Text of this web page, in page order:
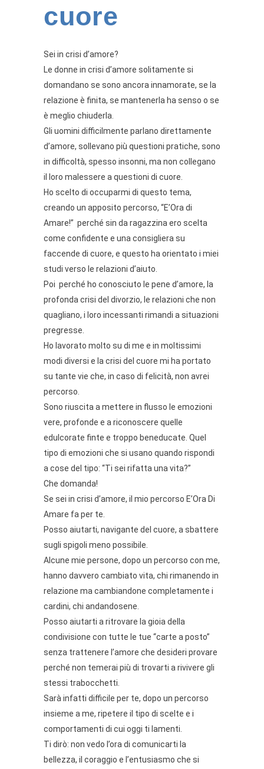
cuore
Sei in crisi d’amore?
Le donne in crisi d’amore solitamente si
domandano se sono ancora innamorate, se la
relazione è finita, se mantenerla ha senso o se
è meglio chiuderla.
Gli uomini difficilmente parlano direttamente
d’amore, sollevano più questioni pratiche, sono
in difficoltà, spesso insonni, ma non collegano
il loro malessere a questioni di cuore.
Ho scelto di occuparmi di questo tema,
creando un apposito percorso, “E’Ora di
Amare!” perché sin da ragazzina ero scelta
come confidente e una consigliera su
faccende di cuore, e questo ha orientato i miei
studi verso le relazioni d’aiuto.
Poi perché ho conosciuto le pene d’amore, la
profonda crisi del divorzio, le relazioni che non
quagliano, i loro incessanti rimandi a situazioni
pregresse.
Ho lavorato molto su di me e in moltissimi
modi diversi e la crisi del cuore mi ha portato
su tante vie che, in caso di felicità, non avrei
percorso.
Sono riuscita a mettere in flusso le emozioni
vere, profonde e a riconoscere quelle
edulcorate finte e troppo beneducate. Quel
tipo di emozioni che si usano quando rispondi
a cose del tipo: “Ti sei rifatta una vita?”
Che domanda!
Se sei in crisi d’amore, il mio percorso E’Ora Di
Amare fa per te.
Posso aiutarti, navigante del cuore, a sbattere
sugli spigoli meno possibile.
Alcune mie persone, dopo un percorso con me,
hanno davvero cambiato vita, chi rimanendo in
relazione ma cambiandone completamente i
cardini, chi andandosene.
Posso aiutarti a ritrovare la gioia della
condivisione con tutte le tue “carte a posto”
senza trattenere l’amore che desideri provare
perché non temerai più di trovarti a rivivere gli
stessi trabocchetti.
Sarà infatti difficile per te, dopo un percorso
insieme a me, ripetere il tipo di scelte e i
comportamenti di cui oggi ti lamenti.
Ti dirò: non vedo l’ora di comunicarti la
bellezza, il coraggio e l’entusiasmo che si